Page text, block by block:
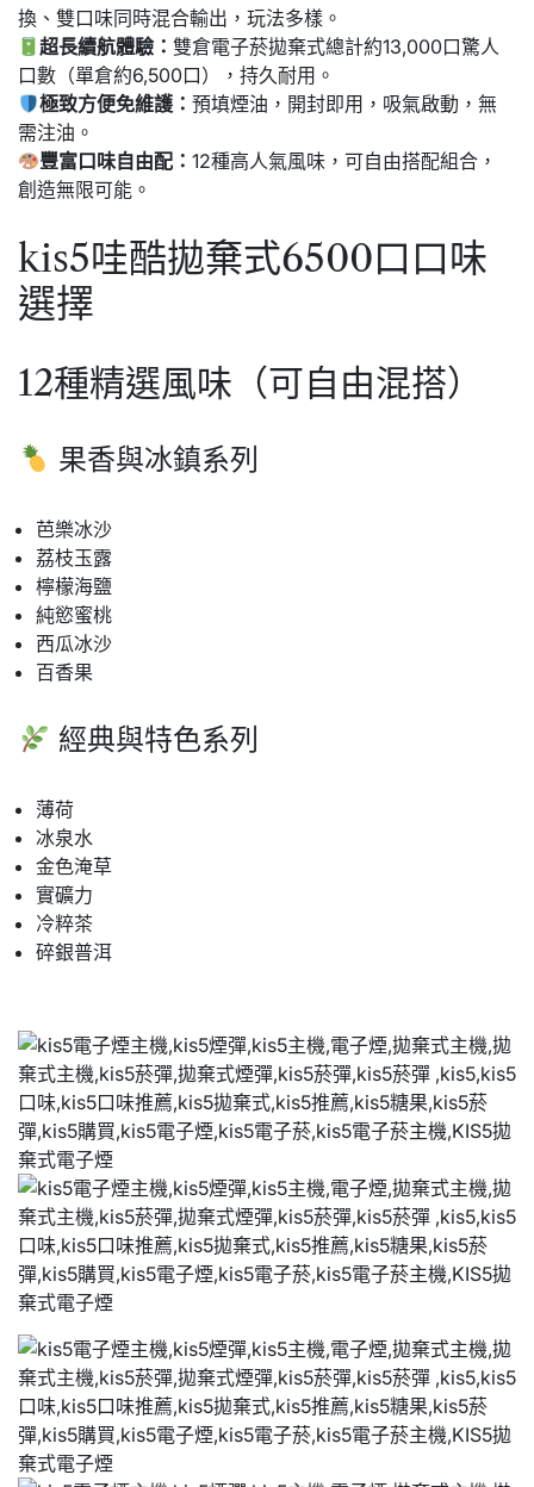
換、雙口味同時混合輸出，玩法多樣。
超長續航體驗：雙倉​​電子菸拋棄式總計約13,000口驚人
口數（單倉約6,500口），持久耐用。
極致方便免維護：預填煙油，開封即用，吸氣啟動，無
需注油。
豐富口味自由配：12種高人氣風味，可自由搭配組合，
創造無限可能。
kis5哇酷拋棄式6500口口味
選擇
12種精選風味（可自由混搭）
果香與冰鎮系列
芭樂冰沙
荔枝玉露
檸檬海鹽
純慾蜜桃
西瓜冰沙
百香果
經典與特色系列
薄荷
冰泉水
金色淹草
實礦力
冷粹茶
碎銀普洱